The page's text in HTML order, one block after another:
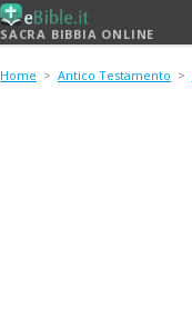
SACRA BIBBIA ONLINE
Home > Antico Testamento >